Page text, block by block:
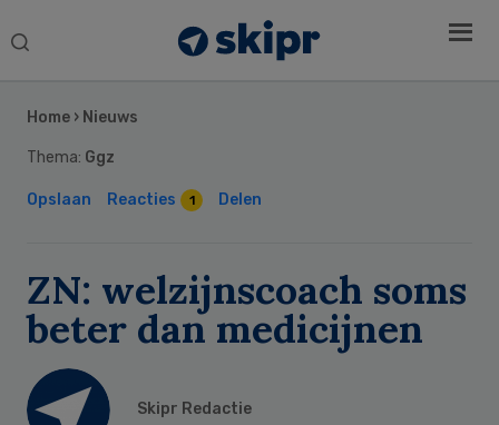
Search
Home › Nieuws
Thema: Ggz
Opslaan Reacties 1 Delen
ZN: welzijnscoach soms
beter dan medicijnen
Skipr Redactie
Sidebar